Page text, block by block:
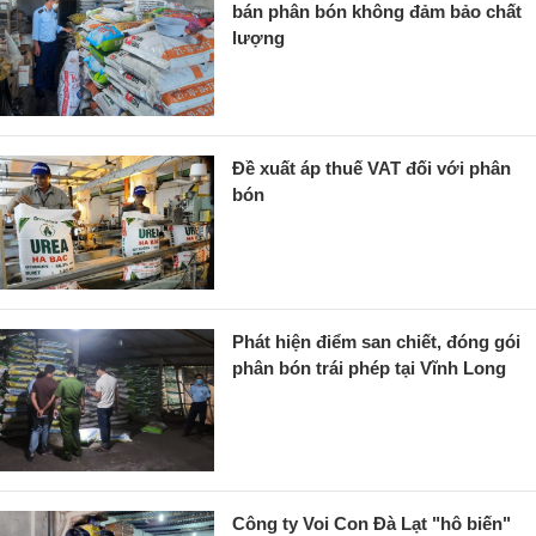
bán phân bón không đảm bảo chất
lượng
Đề xuất áp thuế VAT đối với phân
bón
Phát hiện điểm san chiết, đóng gói
phân bón trái phép tại Vĩnh Long
Công ty Voi Con Đà Lạt "hô biến"